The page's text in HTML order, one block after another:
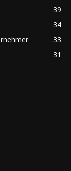
39
34
33
31